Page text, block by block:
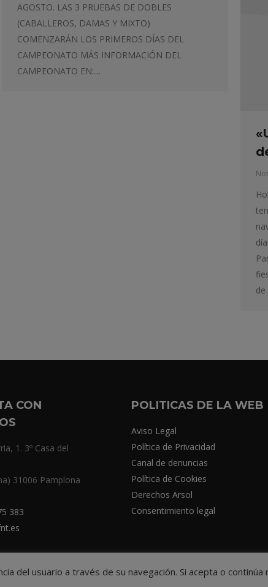
AGOSTO. LAS 3 PRUEBAS DE DOBLES
(CABALLEROS, DAMAS Y MIXTO)
COMENZARÁN LOS PRIMEROS DÍAS DEL
CAMPEONATO MÁS INFORMACIÓN DEL
CAMPEONATO EN:…
CON
1. 3º Casa del
31006 Pamplona
383
POLITICAS DE LA WEB
Aviso Legal
Política de Privacidad
Canal de denuncias
Política de Cookies
Derechos Arsol
Consentimiento legal
del usuario a través de su navegación. Si acepta o